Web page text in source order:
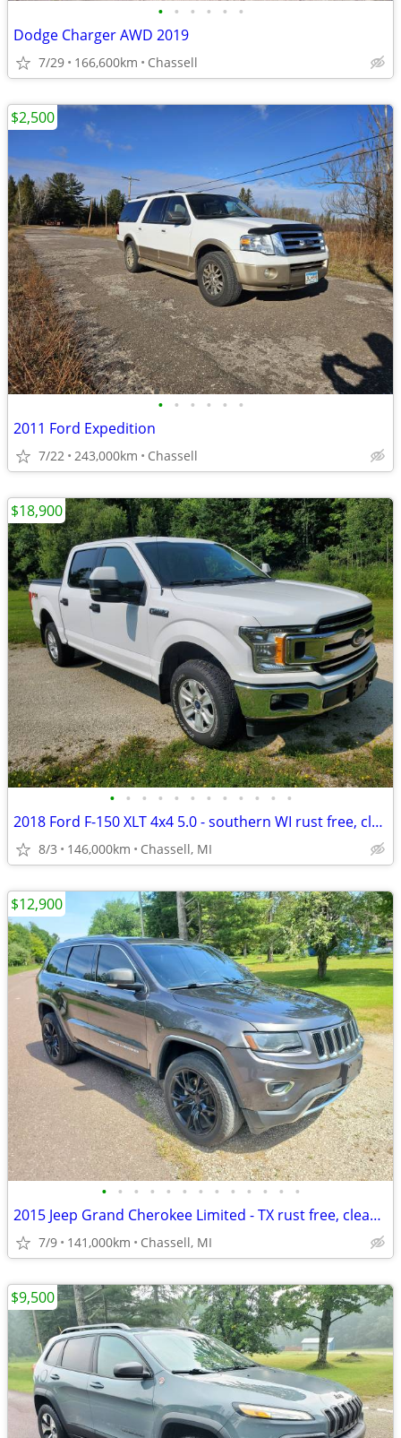
• • • • • •
Dodge Charger AWD 2019
7/29 166,600km Chassell
• • • • • •
2011 Ford Expedition
7/22 243,000km Chassell
$2,500
• • • • • • • • • • • •
2018 Ford F-150 XLT 4x4 5.0 - southern WI rust free, clean title!
8/3 146,000km Chassell, MI
$18,900
• • • • • • • • • • • • •
2015 Jeep Grand Cherokee Limited - TX rust free, clean title, sunroof!
7/9 141,000km Chassell, MI
$12,900
$9,500